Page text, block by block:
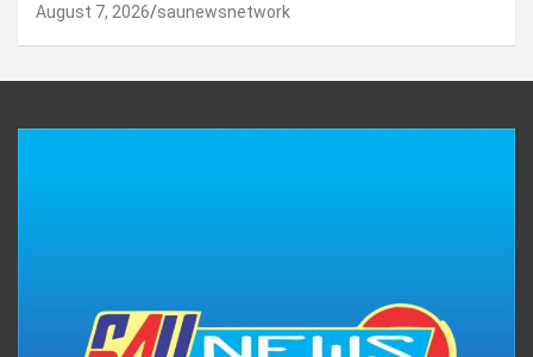
August 7, 2026 saunewsnetwork